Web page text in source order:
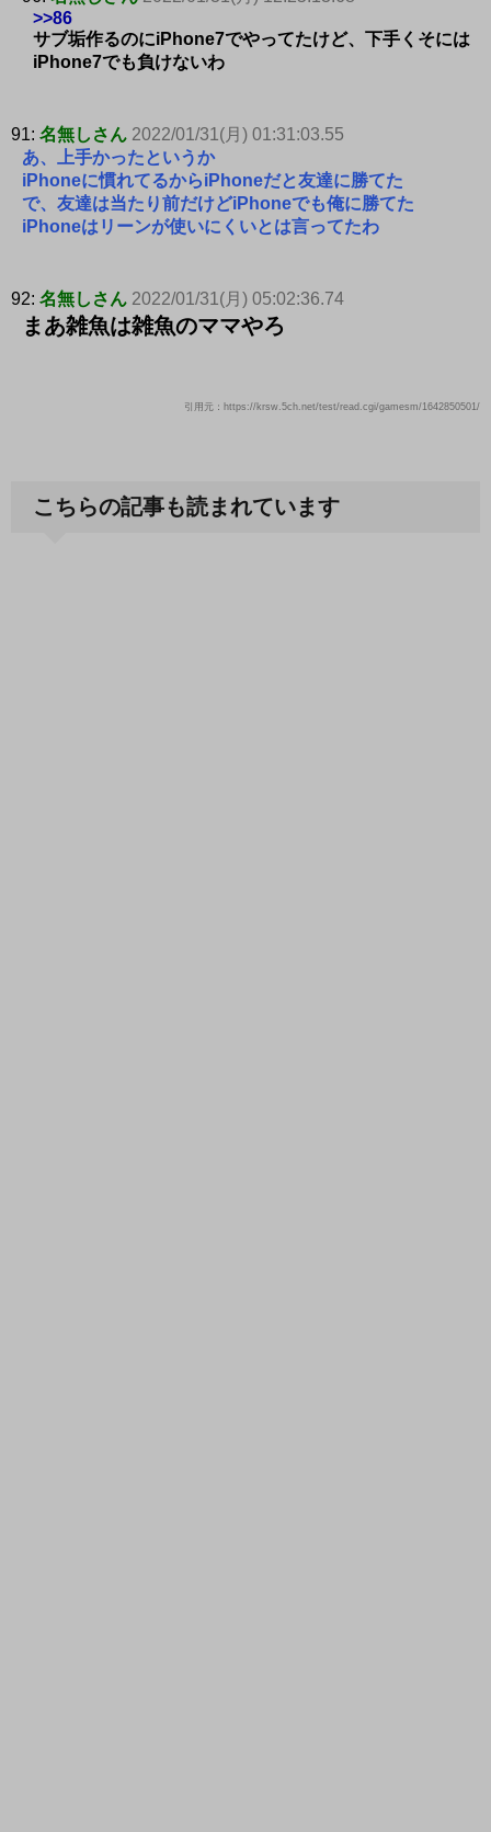
>>86
サブ垢作るのにiPhone7でやってたけど、下手くそには
iPhone7でも負けないわ
91: 名無しさん 2022/01/31(月) 01:31:03.55
あ、上手かったというか
iPhoneに慣れてるからiPhoneだと友達に勝てた
で、友達は当たり前だけどiPhoneでも俺に勝てた
iPhoneはリーンが使いにくいとは言ってたわ
92: 名無しさん 2022/01/31(月) 05:02:36.74
まあ雑魚は雑魚のママやろ
引用元：https://krsw.5ch.net/test/read.cgi/gamesm/1642850501/
こちらの記事も読まれています